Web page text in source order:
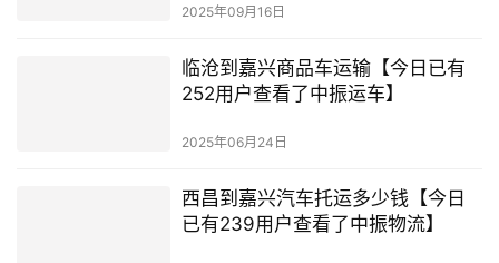
2025年09月16日
临沧到嘉兴商品车运输【今日已有
252用户查看了中振运车】
2025年06月24日
西昌到嘉兴汽车托运多少钱【今日
已有239用户查看了中振物流】